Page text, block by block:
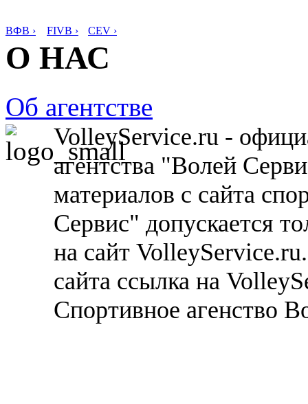
ВФВ › FIVB › CEV ›
О НАС
Об агентстве
VolleyService.ru -
агентства "Волей
материалов с сайта
Сервис" допускается
на сайт
сайта ссылка на
Спортивное агенство